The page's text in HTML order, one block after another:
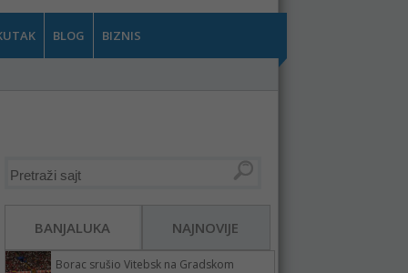
BLOG BIZNIS
BANJALUKA NAJNOVIJE
Borac srušio Vitebsk na Gradskom